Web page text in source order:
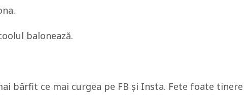
balonează.
bârfit ce mai curgea pe FB și Insta. Fete foate tinere